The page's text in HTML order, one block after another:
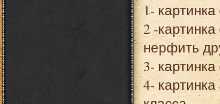
1-
2 -
нерфить
3-
4-